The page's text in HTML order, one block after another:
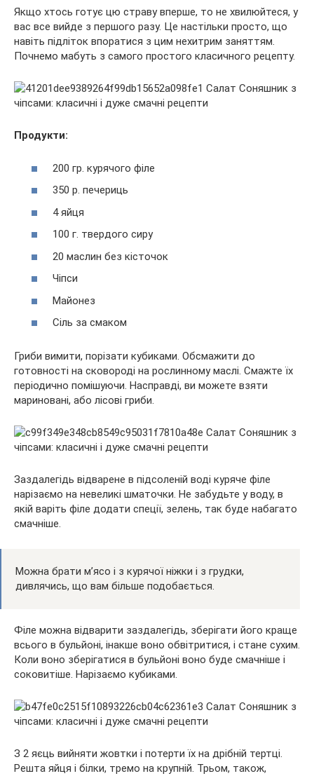
Якщо хтось готує цю страву вперше, то не хвилюйтеся, у
вас все вийде з першого разу. Це настільки просто, що
навіть підліток впоратися з цим нехитрим заняттям.
Почнемо мабуть з самого простого класичного рецепту.
Продукти:
200 гр. курячого філе
350 р. печериць
4 яйця
100 г. твердого сиру
20 маслин без кісточок
Чіпси
Майонез
Сіль за смаком
Гриби вимити, порізати кубиками. Обсмажити до
готовності на сковороді на рослинному маслі. Смажте їх
періодично помішуючи. Насправді, ви можете взяти
мариновані, або лісові гриби.
Заздалегідь відварене в підсоленій воді куряче філе
нарізаємо на невеликі шматочки. Не забудьте у воду, в
якій варіть філе додати спеції, зелень, так буде набагато
смачніше.
Можна брати м’ясо і з курячої ніжки і з грудки,
дивлячись, що вам більше подобається.
Філе можна відварити заздалегідь, зберігати його краще
всього в бульйоні, інакше воно обвітритися, і стане сухим.
Коли воно зберігатися в бульйоні воно буде смачніше і
соковитіше. Нарізаємо кубиками.
З 2 яєць вийняти жовтки і потерти їх на дрібній тертці.
Решта яйця і білки, тремо на крупній. Трьом, також,